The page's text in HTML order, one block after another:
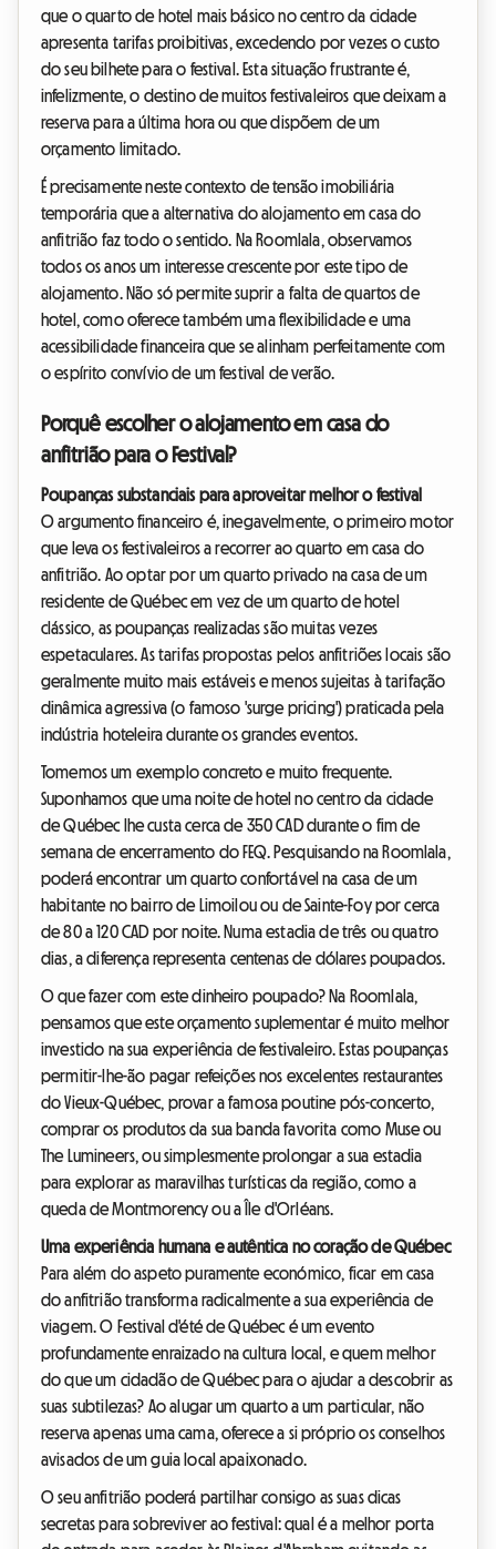
que o quarto de hotel mais básico no centro da cidade
apresenta tarifas proibitivas, excedendo por vezes o custo
do seu bilhete para o festival. Esta situação frustrante é,
infelizmente, o destino de muitos festivaleiros que deixam a
reserva para a última hora ou que dispõem de um
orçamento limitado.
É precisamente neste contexto de tensão imobiliária
temporária que a alternativa do alojamento em casa do
anfitrião faz todo o sentido. Na Roomlala, observamos
todos os anos um interesse crescente por este tipo de
alojamento. Não só permite suprir a falta de quartos de
hotel, como oferece também uma flexibilidade e uma
acessibilidade financeira que se alinham perfeitamente com
o espírito convívio de um festival de verão.
Porquê escolher o alojamento em casa do
anfitrião para o Festival?
Poupanças substanciais para aproveitar melhor o festival
O argumento financeiro é, inegavelmente, o primeiro motor
que leva os festivaleiros a recorrer ao quarto em casa do
anfitrião. Ao optar por um quarto privado na casa de um
residente de Québec em vez de um quarto de hotel
clássico, as poupanças realizadas são muitas vezes
espetaculares. As tarifas propostas pelos anfitriões locais são
geralmente muito mais estáveis e menos sujeitas à tarifação
dinâmica agressiva (o famoso 'surge pricing') praticada pela
indústria hoteleira durante os grandes eventos.
Tomemos um exemplo concreto e muito frequente.
Suponhamos que uma noite de hotel no centro da cidade
de Québec lhe custa cerca de 350 CAD durante o fim de
semana de encerramento do FEQ. Pesquisando na Roomlala,
poderá encontrar um quarto confortável na casa de um
habitante no bairro de Limoilou ou de Sainte-Foy por cerca
de 80 a 120 CAD por noite. Numa estadia de três ou quatro
dias, a diferença representa centenas de dólares poupados.
O que fazer com este dinheiro poupado? Na Roomlala,
pensamos que este orçamento suplementar é muito melhor
investido na sua experiência de festivaleiro. Estas poupanças
permitir-lhe-ão pagar refeições nos excelentes restaurantes
do Vieux-Québec, provar a famosa poutine pós-concerto,
comprar os produtos da sua banda favorita como Muse ou
The Lumineers, ou simplesmente prolongar a sua estadia
para explorar as maravilhas turísticas da região, como a
queda de Montmorency ou a Île d'Orléans.
Uma experiência humana e autêntica no coração de Québec
Para além do aspeto puramente económico, ficar em casa
do anfitrião transforma radicalmente a sua experiência de
viagem. O Festival d'été de Québec é um evento
profundamente enraizado na cultura local, e quem melhor
do que um cidadão de Québec para o ajudar a descobrir as
suas subtilezas? Ao alugar um quarto a um particular, não
reserva apenas uma cama, oferece a si próprio os conselhos
avisados de um guia local apaixonado.
O seu anfitrião poderá partilhar consigo as suas dicas
secretas para sobreviver ao festival: qual é a melhor porta